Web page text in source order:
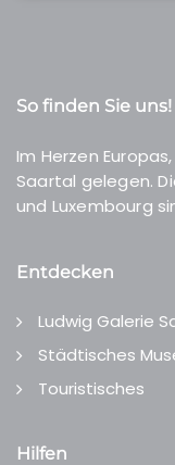
So finden Sie uns!
Im Herzen
Saartal gelegen.
und Luxembourg
Entdecken
Ludwig Galerie
Städtisches
Touristisches
Hilfen